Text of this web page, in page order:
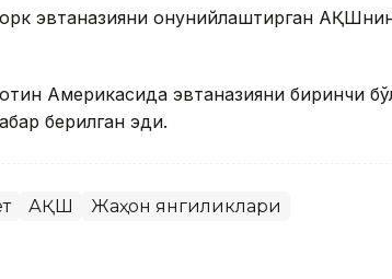
эвтаназияни қонунийлаштирган
Америкасида эвтаназияни биринчи
берилган эди.
АҚШ Жаҳон янгиликлари